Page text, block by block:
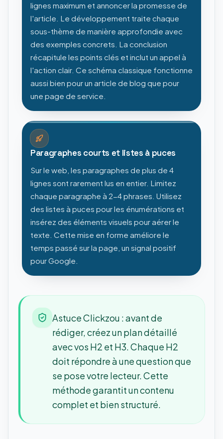
lignes maximum et annoncer la promesse de
l'article. Le développement traite chaque
sous-thème de manière approfondie avec
des exemples concrets. La conclusion
récapitule les points clés et inclut un appel à
l'action clair. Ce schéma classique fonctionne
aussi bien pour un article de blog que pour
une page de service.
Paragraphes courts et listes à puces
Sur le web, les paragraphes de plus de 4
lignes sont rarement lus en entier. Limitez
chaque paragraphe à 2-4 phrases. Utilisez
des listes à puces pour les énumérations et
insérez des éléments visuels pour aérer le
texte. Cette mise en forme améliore le
temps passé sur la page, un signal positif
pour Google.
Astuce Clickzou : avant de
rédiger, créez un plan détaillé
avec vos H2 et H3. Chaque H2
doit répondre à une question que
se pose votre lecteur. Cette
méthode garantit un contenu
complet et bien structuré.